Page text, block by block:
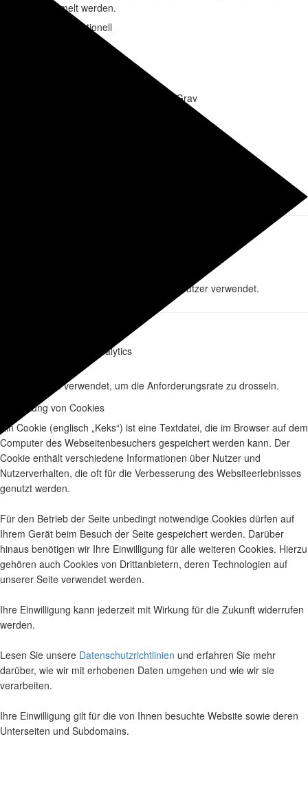
Seiten gesammelt werden.
Notwendig und funktionell
Sitzungssupport innerhalb von Grav
Wird zur Unterscheidung der Benutzer verwendet.
Google Analytics
Wird verwendet, um die Anforderungsrate zu drosseln.
Verwaltung von Cookies
Ein Cookie (englisch „Keks“) ist eine Textdatei, die im Browser auf dem
Computer des Webseitenbesuchers gespeichert werden kann. Der
Cookie enthält verschiedene Informationen über Nutzer und
Nutzerverhalten, die oft für die Verbesserung des Websiteerlebnisses
genutzt werden.
Für den Betrieb der Seite unbedingt notwendige Cookies dürfen auf
Ihrem Gerät beim Besuch der Seite gespeichert werden. Darüber
hinaus benötigen wir Ihre Einwilligung für alle weiteren Cookies. Hierzu
gehören auch Cookies von Drittanbietern, deren Technologien auf
unserer Seite verwendet werden.
Ihre Einwilligung kann jederzeit mit Wirkung für die Zukunft widerrufen
werden.
Lesen Sie unsere Datenschutzrichtlinien und erfahren Sie mehr
darüber, wie wir mit erhobenen Daten umgehen und wie wir sie
verarbeiten.
Ihre Einwilligung gilt für die von Ihnen besuchte Website sowie deren
Unterseiten und Subdomains.